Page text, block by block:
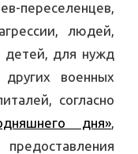
переселенцев,
людей,
для нужд
военных
согласно
дня»